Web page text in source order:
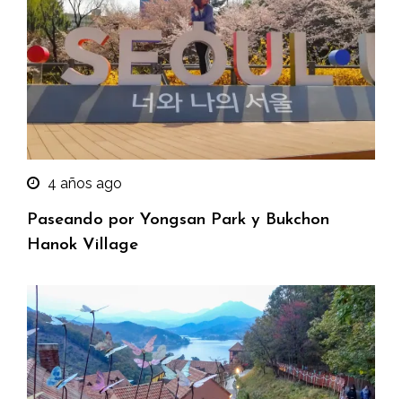
4 años ago
Paseando por Yongsan Park y Bukchon
Hanok Village